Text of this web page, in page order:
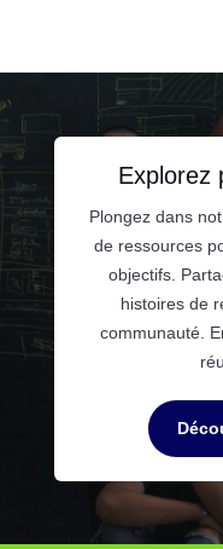
Explorez
Plongez dans
de ressources
objectifs.
histoires de
communauté.